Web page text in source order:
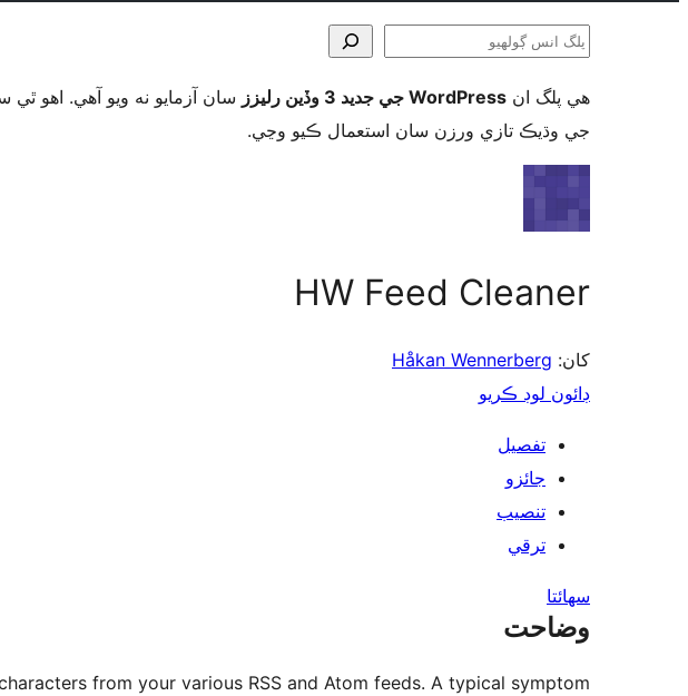
پلگ
ڳولھيو
ھي پلگ ان WordPress جي جديد 3 وڏين رليزز
سان آزمايو نه ويو آھي. اهو
جي وڌيڪ تازي ورزن سان استعمال ڪيو وڃي.
HW Feed Cleaner
کان: Håkan Wennerberg
ڊائون لوڊ ڪريو
تفصيل
جائزو
تنصيب
ترقي
سھائتا
وضاحت
from your various RSS and Atom feeds. A typical symptom